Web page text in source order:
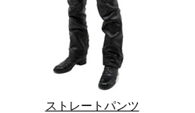
ストレートパンツ